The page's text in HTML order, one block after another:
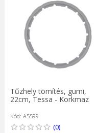
Tűzhely tömítés, gumi,
22cm, Tessa - Korkmaz
Kód: A5599
(0)